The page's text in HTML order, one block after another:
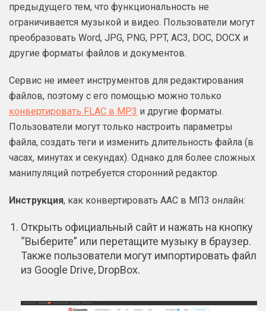
предыдущего тем, что функциональность не
ограничивается музыкой и видео. Пользователи могут
преобразовать Word, JPG, PNG, PPT, AC3, DOC, DOCX и
другие форматы файлов и документов.
Сервис не имеет инструментов для редактирования
файлов, поэтому с его помощью можно только
конвертировать FLAC в MP3 и другие форматы.
Пользователи могут только настроить параметры
файла, создать теги и изменить длительность файла (в
часах, минутах и секундах). Однако для более сложных
манипуляций потребуется сторонний редактор.
Инструкция, как конвертировать ААС в МП3 онлайн:
Открыть официальный сайт и нажать на кнопку
“Выберите” или перетащите музыку в браузер.
Также пользователи могут импортировать файл
из Google Drive, DropBox.